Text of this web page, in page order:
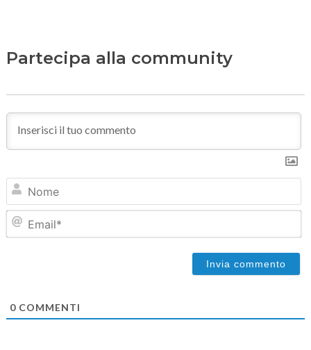
Partecipa alla community
0COMMENTI